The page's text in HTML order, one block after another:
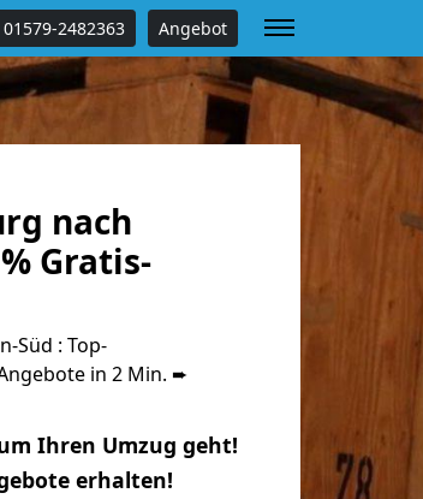
01579-2482363 Angebot
nach
Gratis-
Süd : Top-
in 2 Min. ➨
Ihren Umzug geht!
erhalten!